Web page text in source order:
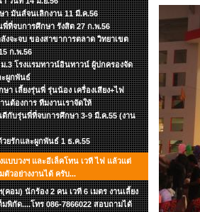
า มันส์จนเลิกงาน 11 มี.ค.56
ที่จบการศึกษา รังสิต 27 ก.พ.56
งจะจบ ของสาขาการตลาด วิทยาเขต
ก.พ.56
.3 โรงแรมทาวน์อินทาวน์ ผู้ปกครองจัด
ะผูกพันธ์
า เลี้ยงรุ่นพี่ รุ่นน้อง เครื่องเสียง+ไฟ
นต้องการ ทีมงานเราจัดให้
ดีกับรุ่นพี่ที่จบการศึกษา 3-9 มี.ค.55 (งาน
วยรักและผูกพันธ์ 1 ธ.ค.55
แบบวงฯ และอีเล็คโทน เวที ไฟ แล้วแต่
วอย่างงานได้ ครับ...
คอม) นักร้อง 2 คน เวที 6 เมตร งานเลี้ยง
พิกัด....โทร 086-7866022 สอบถามได้